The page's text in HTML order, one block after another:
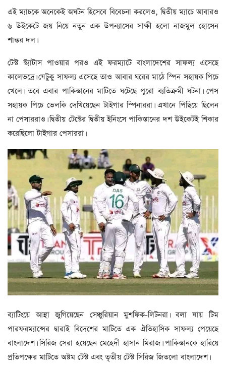
এই ম্যাচকে অনেকেই অঘটন হিসেবে বিবেচনা করলেও, দ্বিতীয় ম্যাচে আবারও
৬ উইকেটে জয় নিয়ে নতুন এক উপন্যাসের সাক্ষী হলো নাজমুল হোসেন
শান্তর দল।
টেস্ট স্ট্যাটাস পাওয়ার পরও এই ফরম্যাটে বাংলাদেশের সাফল্য এসেছে
কালেভদ্রে। যেটুকু সাফল্য এসেছে তাও আবার ঘরের মাঠে স্পিন সহায়ক পিচে
খেলে। তবে এবার পাকিস্তানের মাটিতে ঘটেছে পুরো ব্যতিক্রমী ঘটনা। পেস
সহায়ক পিচে ভেলকি দেখিয়েছেন টাইগার স্পিনাররা। এখানে পিছিয়ে ছিলেন
না পেসাররাও। দ্বিতীয় টেস্টের দ্বিতীয় ইনিংসে পাকিস্তানের দশ উইকেটই শিকার
করেছিলো টাইগার পেসাররা।
ব্যাটিংয়ে আস্থা জুগিয়েছেন সেঞ্চুরিয়ান মুশফিক-লিটনরা। বলা যায় টিম
পারফরম্যান্সের দ্বারাই বিদেশের মাটিতে এক ঐতিহাসিক সাফল্য পেয়েছে
বাংলাদেশ। সিরিজ সেরা হয়েছেন মেহেদী হাসান মিরাজ। পাকিস্তানকে হারিয়ে
প্রতিপক্ষের মাটিতে অষ্টম টেস্ট এবং তৃতীয় টেস্ট সিরিজ জিতলো বাংলাদেশ।